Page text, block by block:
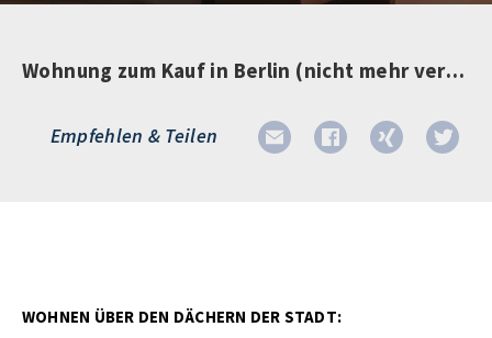
Wohnung zum Kauf in Berlin (nicht mehr verfügbar)
Empfehlen & Teilen
WOHNEN ÜBER DEN DÄCHERN DER STADT: